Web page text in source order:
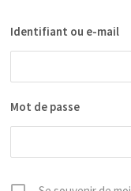
Identifiant ou e-mail
Mot de passe